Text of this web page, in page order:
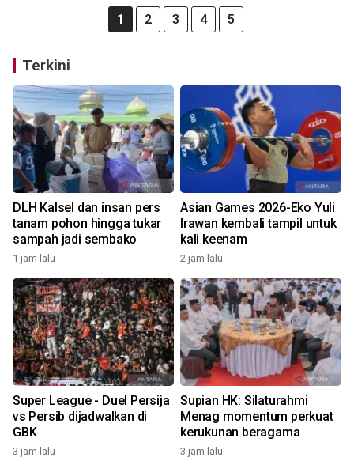
1 2 3 4 5
Terkini
DLH Kalsel dan insan pers
tanam pohon hingga tukar
sampah jadi sembako
1 jam lalu
Asian Games 2026-Eko Yuli
Irawan kembali tampil untuk
kali keenam
2 jam lalu
Super League - Duel Persija
vs Persib dijadwalkan di
GBK
3 jam lalu
Supian HK: Silaturahmi
Menag momentum perkuat
kerukunan beragama
3 jam lalu